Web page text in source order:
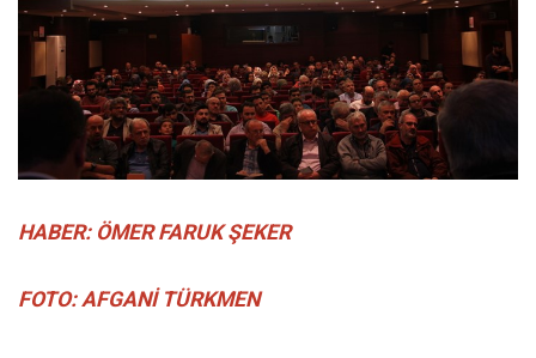
HABER: ÖMER FARUK ŞEKER
FOTO: AFGANİ TÜRKMEN